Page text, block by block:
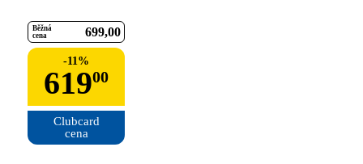
Běžná
cena
699 00
-11%
61900
Clubcard
cena